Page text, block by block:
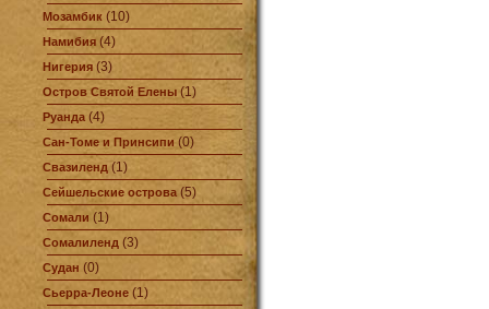
Мозамбик (10)
Намибия (4)
Нигерия (3)
Остров Святой Елены (1)
Руанда (4)
Сан-Томе и Принсипи (0)
Свазиленд (1)
Сейшельские острова(5)
Сомали (1)
Сомалиленд (3)
Судан (0)
Сьерра-Леоне (1)